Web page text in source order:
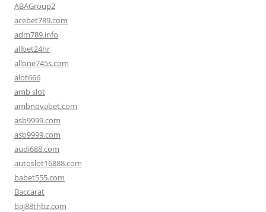
ABAGroup2
acebet789.com
adm789.info
allbet24hr
allone745s.com
alot666
amb slot
ambnovabet.com
asb9999.com
asb9999.com
audi688.com
autoslot16888.com
babet555.com
Baccarat
baj88thbz.com